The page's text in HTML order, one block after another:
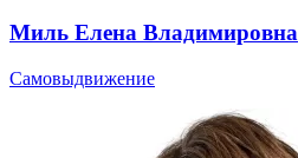
Миль Елена Владимировна
Самовыдвижение